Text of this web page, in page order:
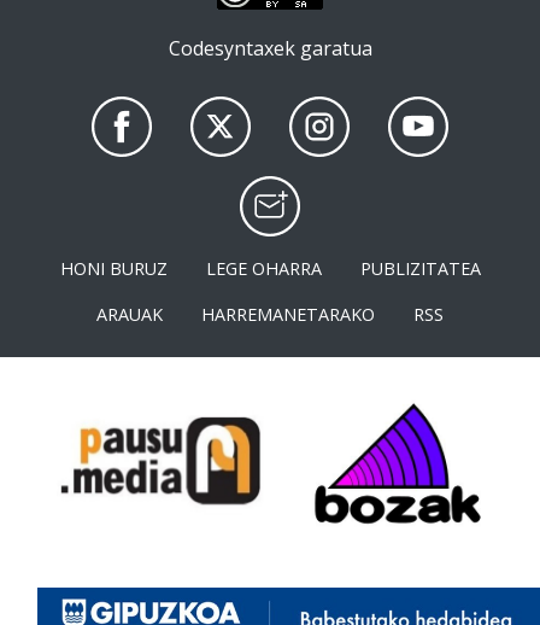
Codesyntaxek garatua
HONI BURUZ LEGE OHARRA
PUBLIZITATEA
ARAUAK
HARREMANETARAKO RSS